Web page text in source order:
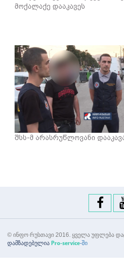
მოქალაქე დააკავეს
შსს-მ არასრუწლოვანი
© ინფო რუსთავი 2016. ყველა უფლება
დამზადებულია Pro-service-ში